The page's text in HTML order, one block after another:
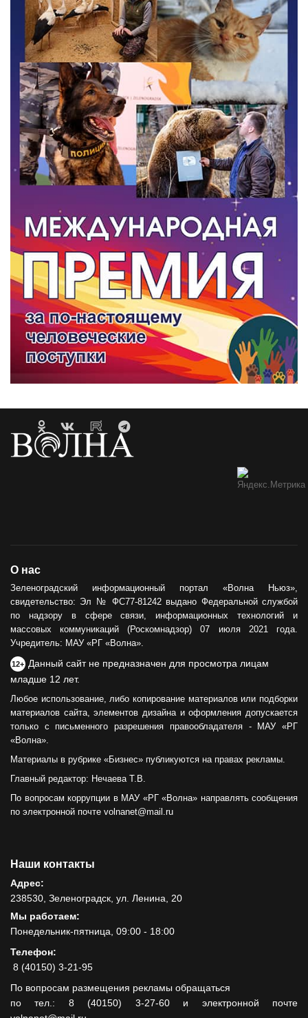
О нас
Зеленоградский информационный портал «Волна Ньюз»,
свидетельство: Эл № ФС77-81242 выдано Федеральной службой
по надзору в сфере связи, информационных технологий и
массовых коммуникаций (Роскомнадзор) 07 июля 2021 года.
Учредитель: МАУ «РГ «Волна».
12+ Данный сайт не предназначен для просмотра лицам
младше 12 лет.
Любое использование, либо копирование материалов или подборки
материалов сайта, элементов дизайна и оформления допускается
только с письменного разрешения правообладателя - МАУ «РГ
«Волна».
Материалы в рубрике «Бизнес» публикуются на правах рекламы.
Главный редактор: Нечаева Т.В.
По вопросам коррупции в МАУ «РГ «Волна» направлять сообщения
по электронной почте volnanet@mail.ru
Наши контакты
Адрес:
238530, Зеленоградск, ул. Ленина, 20
Мы работаем:
Понедельник-пятница, 09:00 - 18:00
Телефон:
8 (40150) 3-21-95
По вопросам размещения рекламы обращаться
по тел.: 8 (40150) 3-27-60 и электронной почте